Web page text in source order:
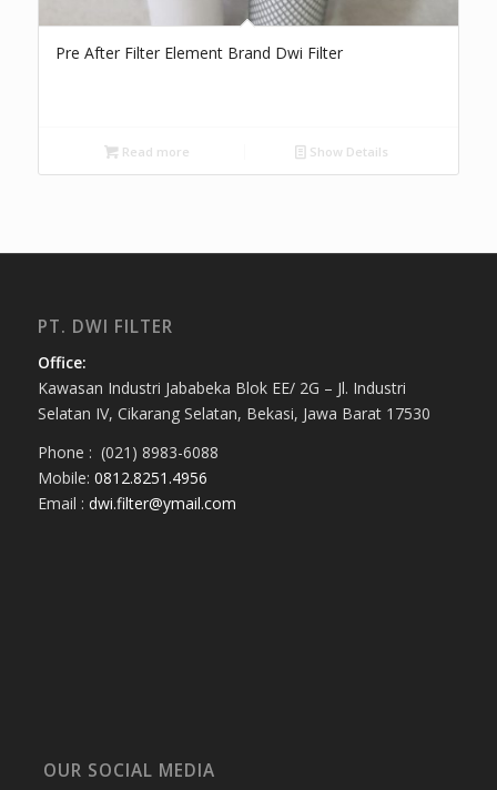
Pre After Filter Element Brand Dwi Filter
Read more Show Details
PT. DWI FILTER
Office:
Kawasan Industri Jababeka Blok EE/ 2G – Jl. Industri
Selatan IV, Cikarang Selatan, Bekasi, Jawa Barat 17530
Phone : (021) 8983-6088
Mobile: 0812.8251.4956
Email : dwi.filter@ymail.com
OUR SOCIAL MEDIA